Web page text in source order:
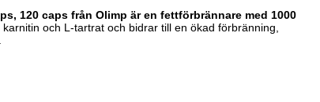
120 caps från Olimp är en fettförbrännare med 1000
och L-tartrat och bidrar till en ökad förbränning,